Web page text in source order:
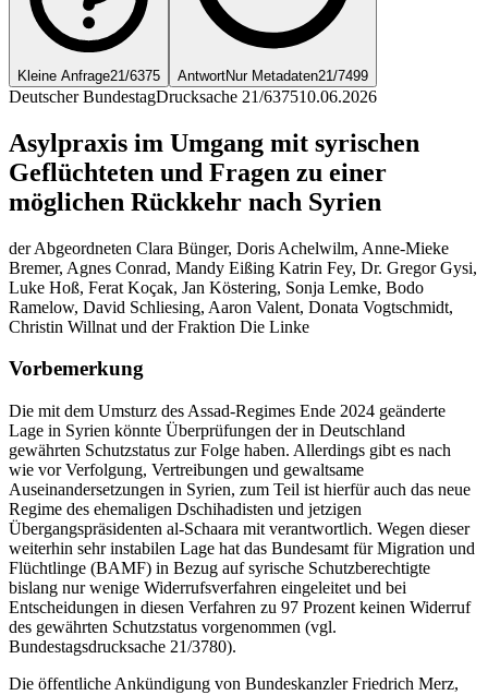
Kleine Anfrage21/6375 AntwortNur Metadaten21/7499
Deutscher BundestagDrucksache 21/637510.06.2026
Asylpraxis im Umgang mit syrischen
Geflüchteten und Fragen zu einer
möglichen Rückkehr nach Syrien
der Abgeordneten Clara Bünger, Doris Achelwilm, Anne-Mieke
Bremer, Agnes Conrad, Mandy Eißing Katrin Fey, Dr. Gregor Gysi,
Luke Hoß, Ferat Koçak, Jan Köstering, Sonja Lemke, Bodo
Ramelow, David Schliesing, Aaron Valent, Donata Vogtschmidt,
Christin Willnat und der Fraktion Die Linke
Vorbemerkung
Die mit dem Umsturz des Assad-Regimes Ende 2024 geänderte
Lage in Syrien könnte Überprüfungen der in Deutschland
gewährten Schutzstatus zur Folge haben. Allerdings gibt es nach
wie vor Verfolgung, Vertreibungen und gewaltsame
Auseinandersetzungen in Syrien, zum Teil ist hierfür auch das neue
Regime des ehemaligen Dschihadisten und jetzigen
Übergangspräsidenten al-Schaara mit verantwortlich. Wegen dieser
weiterhin sehr instabilen Lage hat das Bundesamt für Migration und
Flüchtlinge (BAMF) in Bezug auf syrische Schutzberechtigte
bislang nur wenige Widerrufsverfahren eingeleitet und bei
Entscheidungen in diesen Verfahren zu 97 Prozent keinen Widerruf
des gewährten Schutzstatus vorgenommen (vgl.
Bundestagsdrucksache 21/3780).
Die öffentliche Ankündigung von Bundeskanzler Friedrich Merz,